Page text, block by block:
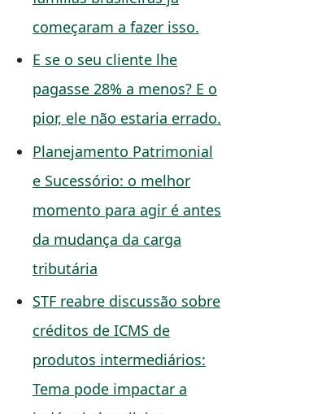
começaram a fazer isso.
E se o seu cliente lhe
pagasse 28% a menos? E o
pior, ele não estaria errado.
Planejamento Patrimonial
e Sucessório: o melhor
momento para agir é antes
da mudança da carga
tributária
STF reabre discussão sobre
créditos de ICMS de
produtos intermediários:
Tema pode impactar a